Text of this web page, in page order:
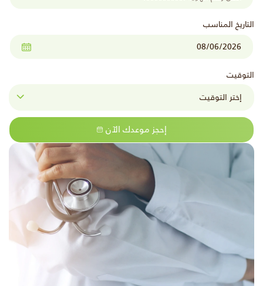
التاريخ المناسب
التوقيت
إحجز موعدك الآن